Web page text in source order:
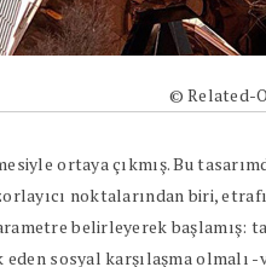
© Related-
ortaya çıkmış. Bu
noktalarından biri,
belirleyerek başlamış:
sosyal karşılaşma olmalı -